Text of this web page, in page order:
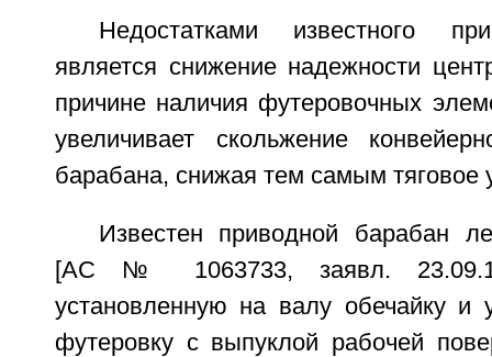
Недостатками известного
является снижение надежности
причине наличия футеровочных
увеличивает скольжение
барабана, снижая тем самым тяговое
Известен приводной барабан
[АС № 1063733, заявл.
установленную на валу обечайку и
футеровку с выпуклой рабочей